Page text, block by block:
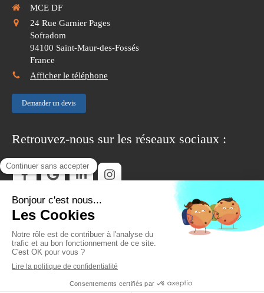
MCE DF
24 Rue Garnier Pages
Sofradom
94100 Saint-Maur-des-Fossés
France
Afficher le téléphone
Demander un devis
Retrouvez-nous sur les réseaux sociaux :
©2018 MCE DF - Électricité générale
Mentions légales